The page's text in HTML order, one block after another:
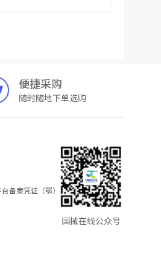
便捷采购
随时随地下单选购
备案凭证（鄂）
国械在线公众号